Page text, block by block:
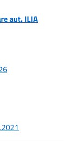
aut. ILIA